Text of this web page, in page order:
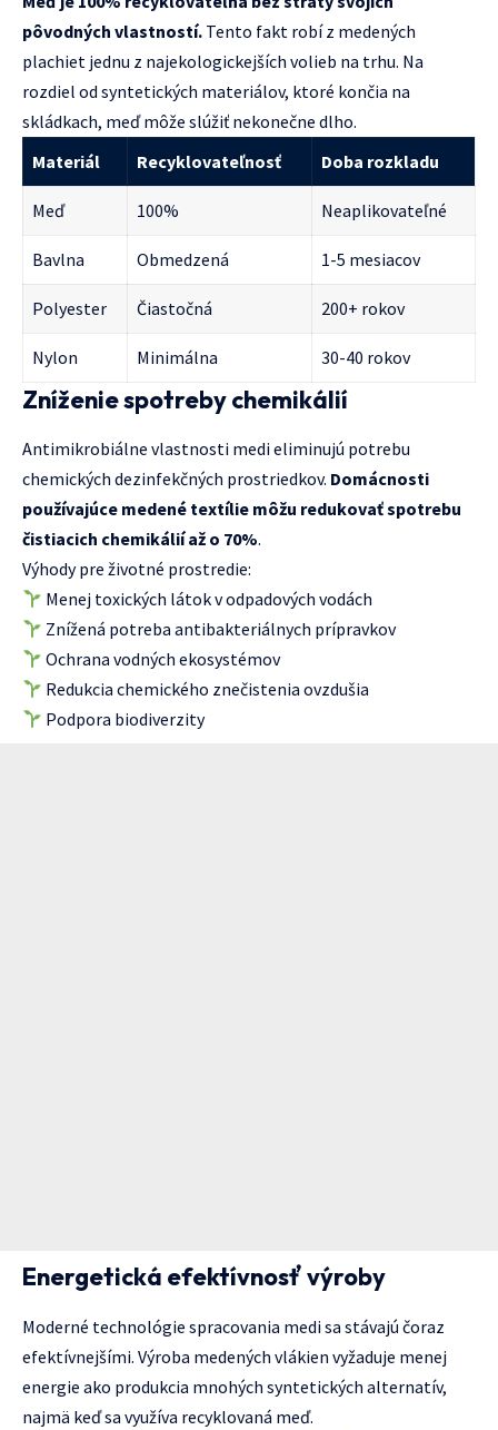
pôvodných vlastností. Tento fakt robí z medených
plachiet jednu z najekologickejších volieb na trhu. Na
rozdiel od syntetických materiálov, ktoré končia na
skládkach, meď môže slúžiť nekonečne dlho.
Materiál
Recyklovateľnosť Doba rozkladu
Meď 100% Neaplikovateľné
Bavlna Obmedzená 1-5 mesiacov
Polyester Čiastočná 200+ rokov
Nylon Minimálna 30-40 rokov
Zníženie spotreby chemikálií
Antimikrobiálne vlastnosti medi eliminujú potrebu
chemických dezinfekčných prostriedkov. Domácnosti
používajúce medené textílie môžu redukovať spotrebu
čistiacich chemikálií až o 70%.
Výhody pre životné prostredie:
Menej toxických látok v odpadových vodách
Znížená potreba antibakteriálnych prípravkov
Ochrana vodných ekosystémov
Redukcia chemického znečistenia ovzdušia
Podpora biodiverzity
Energetická efektívnosť výroby
Moderné technológie spracovania medi sa stávajú čoraz
efektívnejšími. Výroba medených vlákien vyžaduje menej
energie ako produkcia mnohých syntetických alternatív,
najmä keď sa využíva recyklovaná meď.